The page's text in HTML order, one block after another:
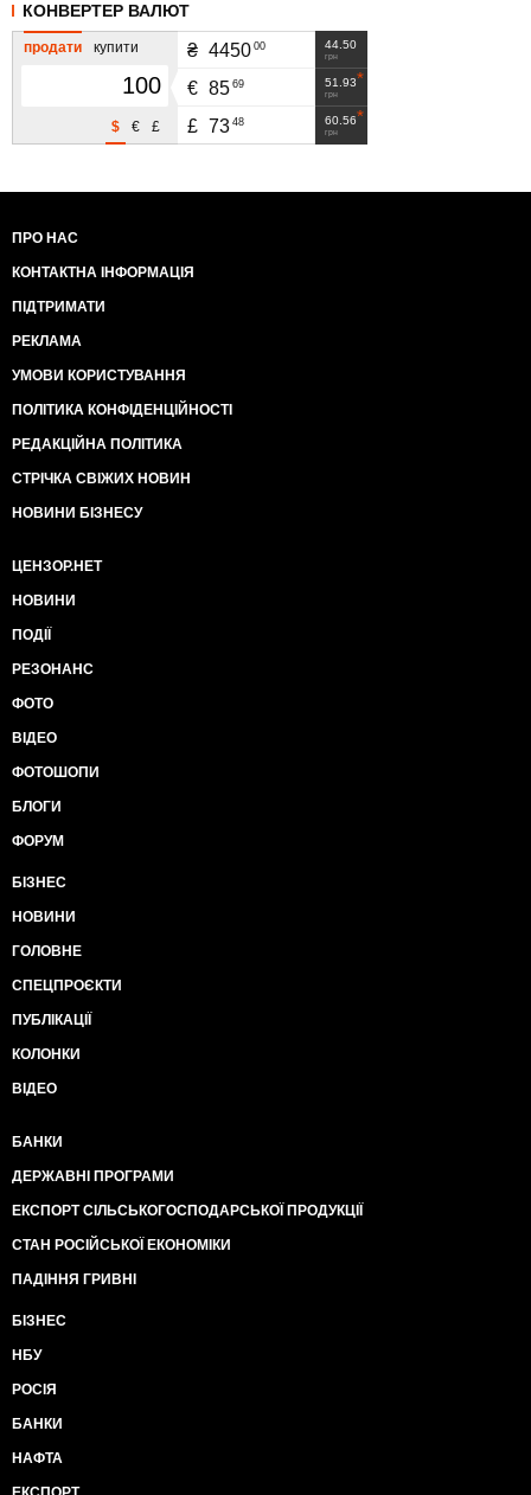
КОНВЕРТЕР ВАЛЮТ
продати купити
£
€
$
44.50
грн
₴ 4450 00
51.93
грн
€ 85 69
60.56
грн
£ 73 48
ПРО НАС
КОНТАКТНА ІНФОРМАЦІЯ
ПІДТРИМАТИ
РЕКЛАМА
УМОВИ КОРИСТУВАННЯ
ПОЛІТИКА КОНФІДЕНЦІЙНОСТІ
РЕДАКЦІЙНА ПОЛІТИКА
СТРІЧКА СВІЖИХ НОВИН
НОВИНИ БІЗНЕСУ
ЦЕНЗОР.НЕТ
НОВИНИ
ПОДІЇ
РЕЗОНАНС
ФОТО
ВІДЕО
ФОТОШОПИ
БЛОГИ
ФОРУМ
БІЗНЕС
НОВИНИ
ГОЛОВНЕ
СПЕЦПРОЄКТИ
ПУБЛІКАЦІЇ
КОЛОНКИ
ВІДЕО
БАНКИ
ДЕРЖАВНІ ПРОГРАМИ
ЕКСПОРТ СІЛЬСЬКОГОСПОДАРСЬКОЇ ПРОДУКЦІЇ
СТАН РОСІЙСЬКОЇ ЕКОНОМІКИ
ПАДІННЯ ГРИВНІ
БІЗНЕС
НБУ
РОСІЯ
БАНКИ
НАФТА